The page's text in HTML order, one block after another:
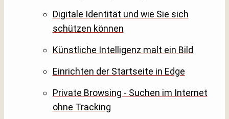
Digitale Identität und wie Sie sich
schützen können
Künstliche Intelligenz malt ein Bild
Einrichten der Startseite in Edge
Private Browsing - Suchen im Internet
ohne Tracking